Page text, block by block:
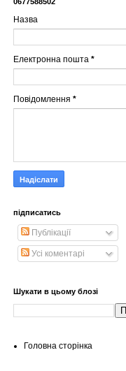
Назва
Електронна пошта *
Повідомлення *
підписатись
Публікації
Усі коментарі
Шукати в цьому блозі
Головна сторінка